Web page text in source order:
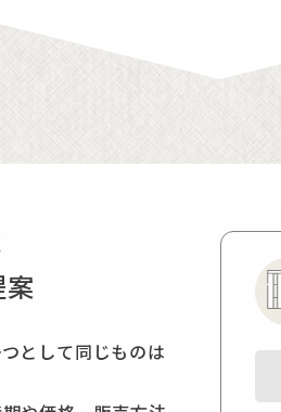
として同じものは
CASE 市
自宅からすぐ近
した大手不動産
地元で丁寧に仕
CASE 奈
奈良にある実家
考えると売却が望
急ぎではないが
を希望する。
CASE 所
自宅と職場に近
から空き家にな
所有者と連絡も
条件次第で購入し